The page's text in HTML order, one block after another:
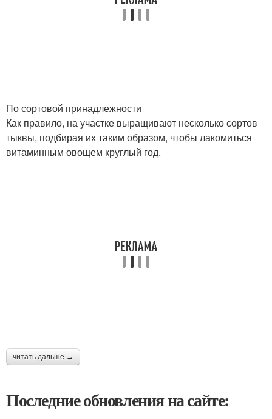
По сортовой принадлежности
Как правило, на участке выращивают несколько сортов
тыквы, подбирая их таким образом, чтобы лакомиться
витаминным овощем круглый год.
читать дальше →
Последние обновления на сайте: